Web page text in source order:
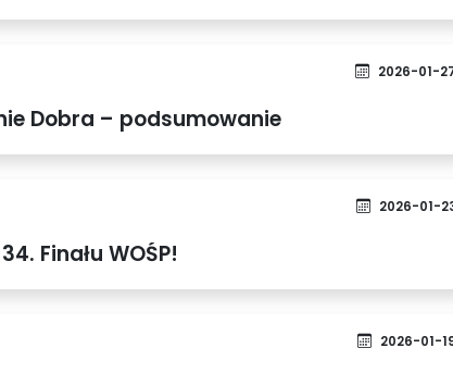
2026-01-
Dobra – podsumowanie
2026-01-
Finału WOŚP!
2026-01-